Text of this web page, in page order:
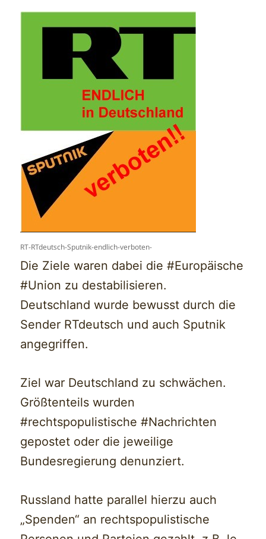
RT-RTdeutsch-Sputnik-endlich-verboten-
Die Ziele waren dabei die #Europäische
#Union zu destabilisieren.
Deutschland wurde bewusst durch die
Sender RTdeutsch und auch Sputnik
angegriffen.
Ziel war Deutschland zu schwächen.
Größtenteils wurden
#rechtspopulistische #Nachrichten
gepostet oder die jeweilige
Bundesregierung denunziert.
Russland hatte parallel hierzu auch
„Spenden“ an rechtspopulistische